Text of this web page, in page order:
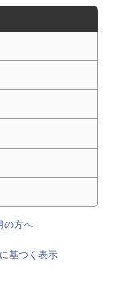
の方へ
基づく表示